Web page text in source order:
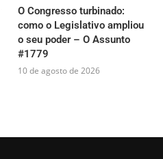
O Congresso turbinado:
como o Legislativo ampliou
o seu poder – O Assunto
#1779
10 de agosto de 2026